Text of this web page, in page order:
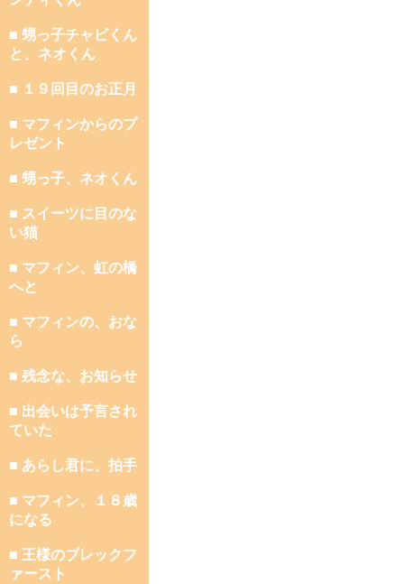
■ 甥っ子チャビくん
と、ネオくん
■ １９回目のお正月
■ マフィンからのプ
レゼント
■ 甥っ子、ネオくん
■ スイーツに目のな
い猫
■ マフィン、虹の橋
へと
■ マフィンの、おな
ら
■ 残念な、お知らせ
■ 出会いは予言され
ていた
■ あらし君に、拍手
■ マフィン、１８歳
になる
■ 王様のブレックフ
ァースト